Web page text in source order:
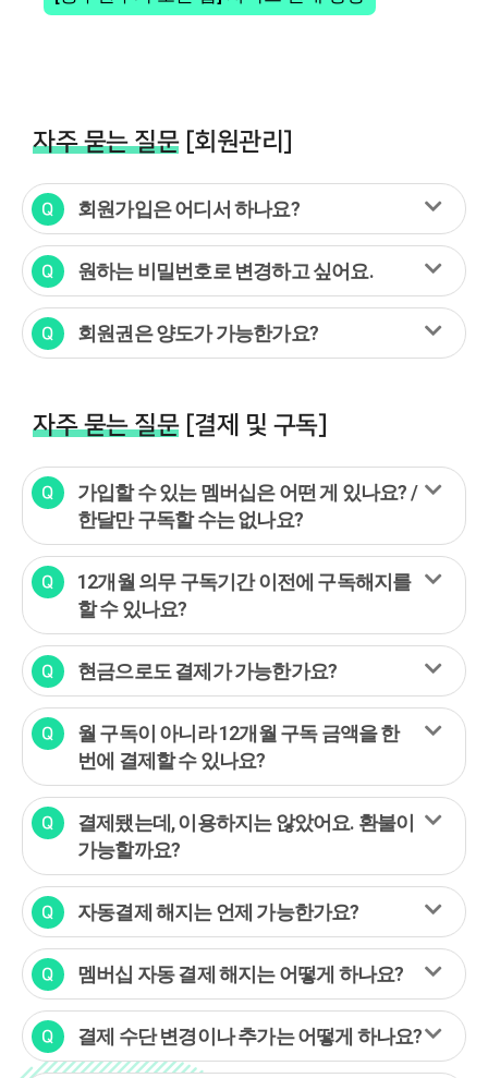
자주 묻는 질문[회원관리]
회원가입은 어디서 하나요?
원하는 비밀번호로 변경하고 싶어요.
회원권은 양도가 가능한가요?
자주 묻는 질문[결제 및 구독]
가입할 수 있는 멤버십은 어떤 게 있나요? /
한달만 구독할 수는 없나요?
12개월 의무 구독기간 이전에 구독해지를
할 수 있나요?
현금으로도 결제가 가능한가요?
월 구독이 아니라 12개월 구독 금액을 한
번에 결제할 수 있나요?
결제됐는데, 이용하지는 않았어요. 환불이
가능할까요?
자동결제 해지는 언제 가능한가요?
멤버십 자동 결제 해지는 어떻게 하나요?
결제 수단 변경이나 추가는 어떻게 하나요?